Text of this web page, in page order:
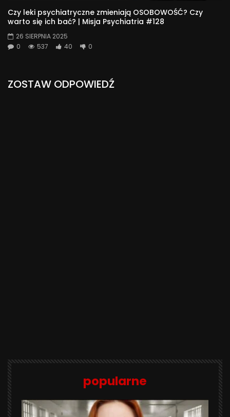
Czy leki psychiatryczne zmieniają OSOBOWOŚĆ? Czy
warto się ich bać? | Misja Psychiatria #128
26 SIERPNIA 2025
0
537 40 0
ZOSTAW ODPOWIEDŹ
popularne